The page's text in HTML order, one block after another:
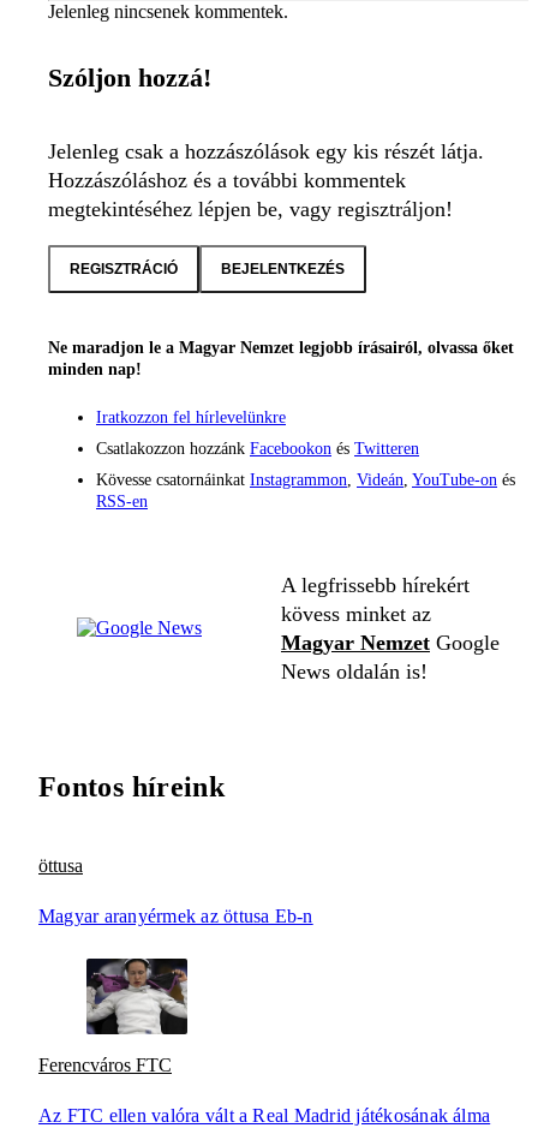
Jelenleg nincsenek kommentek.
Szóljon hozzá!
Jelenleg csak a hozzászólások egy kis részét látja.
Hozzászóláshoz és a további kommentek
megtekintéséhez lépjen be, vagy regisztráljon!
REGISZTRÁCIÓ BEJELENTKEZÉS
Ne maradjon le a Magyar Nemzet legjobb írásairól, olvassa őket
minden nap!
Iratkozzon fel hírlevelünkre
Csatlakozzon hozzánk Facebookon és Twitteren
Kövesse csatornáinkat Instagrammon, Videán, YouTube-on és
RSS-en
A legfrissebb hírekért
kövess minket az
Magyar Nemzet Google
News oldalán is!
Fontos híreink
öttusa
Magyar aranyérmek az öttusa Eb-n
Ferencváros FTC
Az FTC ellen valóra vált a Real Madrid játékosának álma